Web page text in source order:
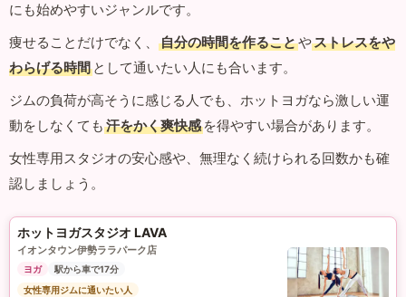
にも始めやすいジャンルです。
痩せることだけでなく、
自分の時間を作ることやストレスをや
わらげる時間 として通いたい人にも合います。
ジムの負荷が高そうに感じる人でも、ホットヨガなら激しい運
動をしなくても 汗をかく爽快感 を得やすい場合があります。
女性専用スタジオの安心感や、無理なく続けられる回数かも確
認しましょう。
ホットヨガスタジオ LAVA
イオンタウン伊勢ララパーク店
ヨガ
駅から車で17分
女性専用ジムに通いたい人